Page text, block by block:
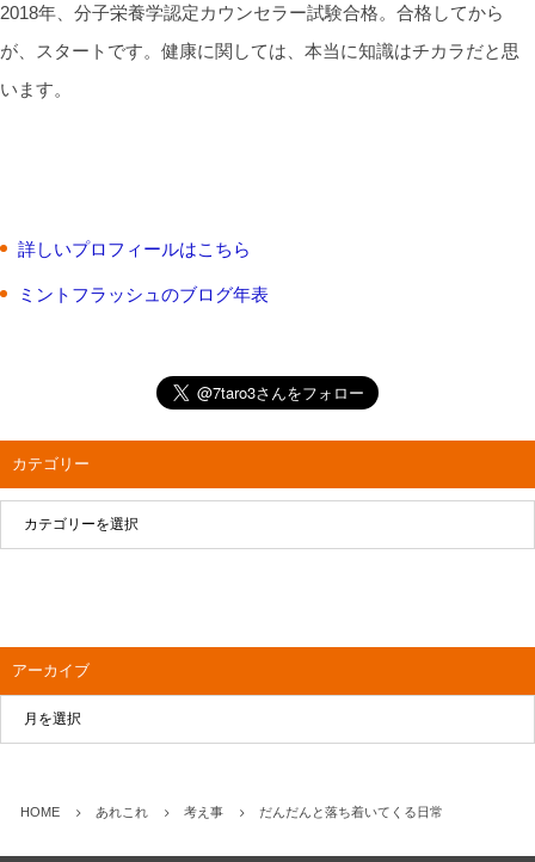
2018年、分子栄養学認定カウンセラー試験合格。合格してから
が、スタートです。健康に関しては、本当に知識はチカラだと思
います。
詳しいプロフィールはこちら
ミントフラッシュのブログ年表
カテゴリー
アーカイブ
HOME あれこれ 考え事 だんだんと落ち着いてくる日常